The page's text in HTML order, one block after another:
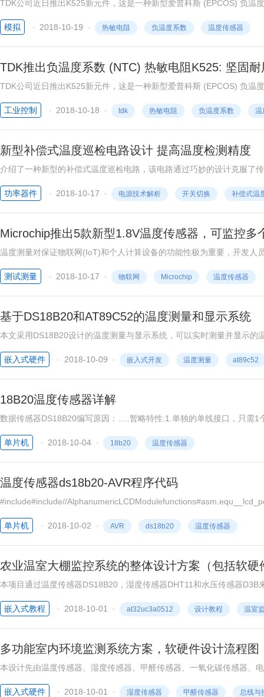
TDK公司近日推出K525新元件，这是一种新型爱普科斯 (EPCOS) 负温
C至+300 °C。这种传感器采用填充陶瓷材料的陶瓷套管结构设计，非
腐蚀性介质。
模拟 2018-10-19 热敏电阻 负温度系数 温度传感器
TDK推出负温度系数 (NTC) 热敏电阻K525: 坚固
TDK公司近日推出K525新元件，这是一种新型爱普科斯 (EPCOS) 负温
C至+300 °C。
工业控制
2018-10-18 tdk 热敏电阻 负温度系数 温
新型补偿式温度巡检电路设计 提高温度检测精度
介绍了一种新型的补偿式温度巡检电路，该电路通过巧妙的设计克服了
测精度。同时该电路通过分组共享的方式完成
功率器件
2018-10-17 电源技术解析 开关切换 补偿式温
Microchip推出5款新型1.8V温度传感器，可监控多
温度测量对保证物联网(IoT)和个人计算设备的功能性极为重要，开发
电压。为了满足这些需求，美国微芯科技公司(Microchip Technology
准引线间距温度传感器。
测试测量 2018-10-17 物联网 Microchip 温度传感器
基于DS18B20和AT89C52的温度测量和显示系统
本文采用DS18B20设计的温度测量与显示系统，可以实时测量并显示
量温度高于上限或者低于下限温度时，系统将发出报警。
嵌入式硬件
2018-10-09 嵌入式开发 温度测量 at89c52
18B20温度传感器详解
数据传感器DS18B20编写原因：.....暂略特性:1.单独的单线接口，只需
不需备份电源；5.测量范围从-55°C ~ +125°C, 增量为0.0625°C；6.以
单片机
2018-10-04 18b20 温度传感器
温度传感器ds18b20-AVR程序代码
#include#include//
单片机
2018-10-02 AVR ds18b20 温度传感器
农业温室大棚监控系统的整体设计方案（包括软硬
本项目通过温度传感器DS18B20，湿度传感器DHT11和水压传感器
SDRF4717M04发送到温室大棚主控制台，主控制台通过液晶N5110显
物生长的最适温度，湿度及水位范围，一旦发现温度、湿度及水位超出
嵌入式教程 2018-10-01 at32uc3a0512 设计教程 温室
多功能室内环境监测系统方案，软硬件设计流程图
本设计先由温度传感器、湿度传感器、甲醛传感器、一氧化碳传感器、
度、湿度、甲醛浓度、一氧化碳浓度以及电磁辐射强度等室内环境数据。
嵌入式硬件
2018-10-01 湿度传感器 甲醛传感器 总线与